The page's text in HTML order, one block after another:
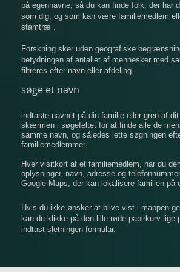
på egennavne, så du kan finde folk, der har
som dig, og som kan være familiemedlem
stamtræ .
Forskning sker uden geografiske
betydningen af ​​antallet af mennesker med
filtreres efter navn eller afdeling.
søge et navn
indtaste navnet på din familie eller gren af
​​skærmen i søgefeltet for at finde alle de
samme navn, og således lette søgningen
familiemedlemmer.
Hver visitkort af et familiemedlem, har du
oplysninger, navn, adresse og
Google Maps, der kan lokalisere familien på
Hvis du ikke ønsker at blive vist i mappen
kan du klikke på den lille røde papirkurv lige
indtast sletningen formular.